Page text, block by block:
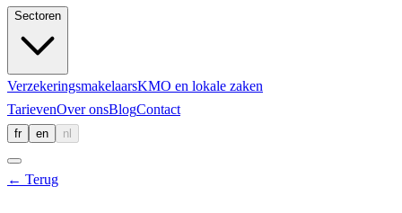
Sectoren
VerzekeringsmakelaarsKMO en lokale zaken
TarievenOver onsBlogContact
fr en nl
← Terug